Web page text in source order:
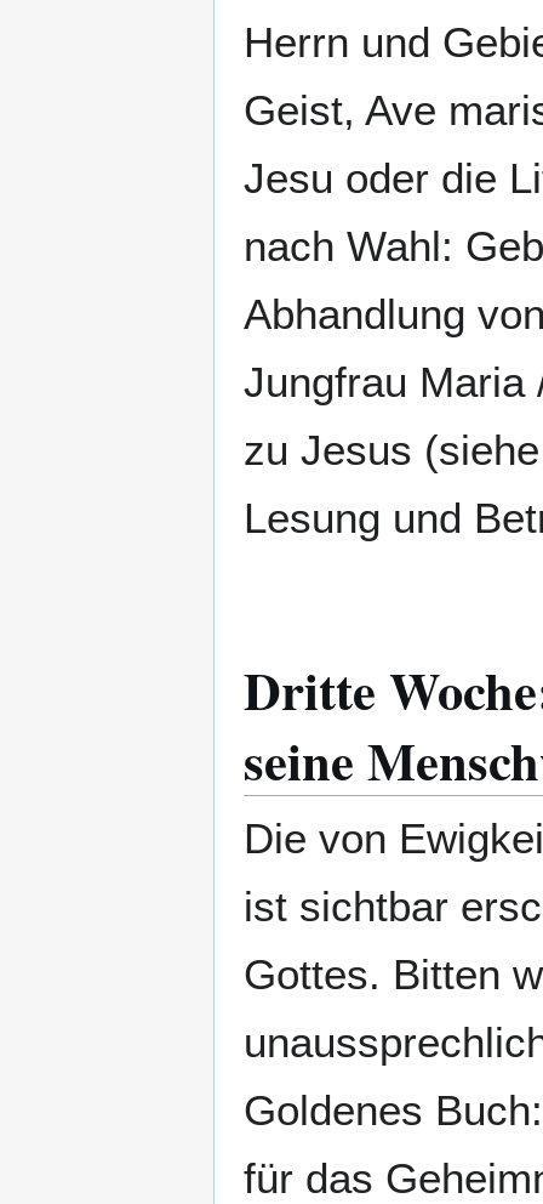
Herrn und
Geist, Ave
Jesu oder die
nach Wahl:
Abhandlung
Jungfrau Maria
zu Jesus
Lesung und
Dritte
seine
Die von
ist sichtbar
Gottes. Bitten
Goldenes
für das